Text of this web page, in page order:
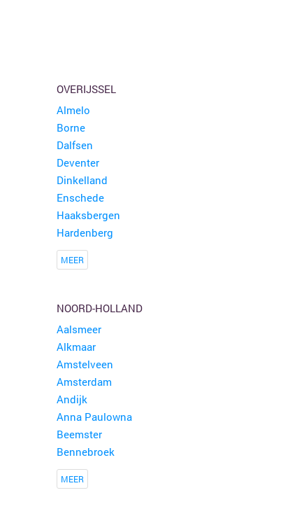
OVERIJSSEL
Almelo
Borne
Dalfsen
Deventer
Dinkelland
Enschede
Haaksbergen
Hardenberg
MEER
NOORD-HOLLAND
Aalsmeer
Alkmaar
Amstelveen
Amsterdam
Andijk
Anna Paulowna
Beemster
Bennebroek
MEER